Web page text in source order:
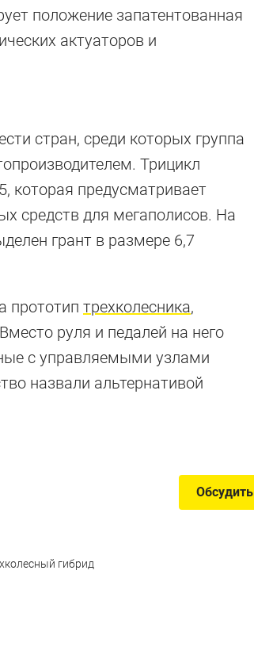
положение запатентованная
актуаторов и
стран, среди которых группа
Трицикл
которая предусматривает
средств для мегаполисов. На
грант в размере 6,7
прототип трехколесника,
руля и педалей на него
с управляемыми узлами
назвали альтернативой
Обсудить
гибрид